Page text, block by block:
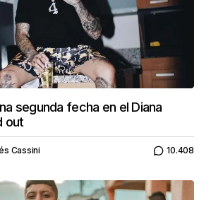
segunda fecha en el Diana
out
Cassini 10.408